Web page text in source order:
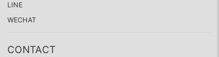
LINE
WECHAT
CONTACT